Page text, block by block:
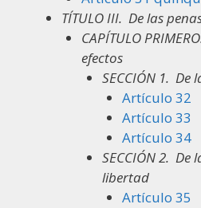
TÍTULO III. De las
CAPÍTULO
efectos
SECCIÓN 1. De
Artículo 32
Artículo 33
Artículo 34
SECCIÓN 2. De
libertad
Artículo 35